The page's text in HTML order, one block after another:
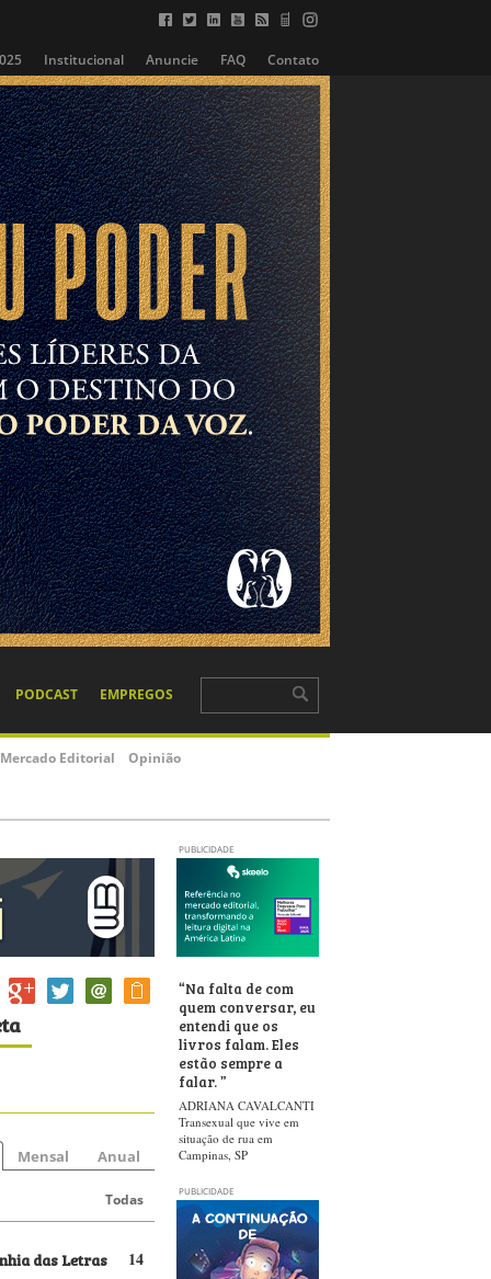
Institucional Anuncie FAQ Contato
PODCAST EMPREGOS
Mercado Editorial Opinião
PUBLICIDADE
Mensal Anual
Todas
14
das Letras
“Na falta de com
quem conversar, eu
entendi que os
livros falam. Eles
estão sempre a
falar.”
ADRIANA CAVALCANTI
Transexual que vive em
situação de rua em
Campinas, SP
PUBLICIDADE